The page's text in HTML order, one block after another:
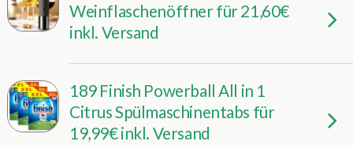
Weinflaschenöffner für 21,60€
inkl. Versand
189 Finish Powerball All in 1
Citrus Spülmaschinentabs für
19,99€ inkl. Versand